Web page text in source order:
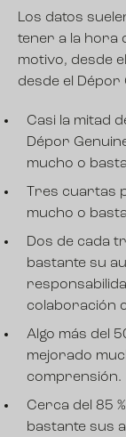
Los datos
tener a la hora
motivo, desde
desde el Dépor
Casi la mitad
Dépor
mucho o
Tres cuartas
mucho o
Dos de cada
bastante su
colaboración
Algo más del
mejorado
comprensión.
Cerca del 85
bastante sus